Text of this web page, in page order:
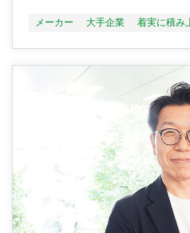
メーカー 大手企業 着実に積み